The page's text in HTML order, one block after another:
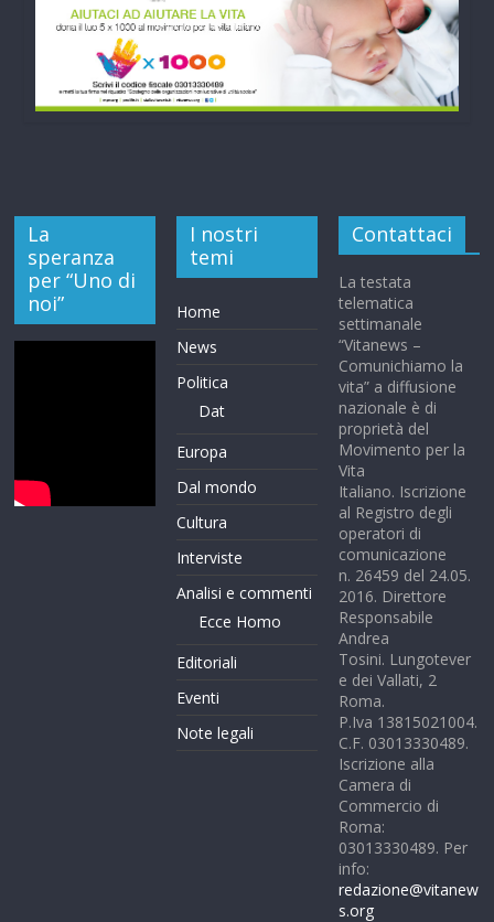
La
speranza
per “Uno di
noi”
I nostri
temi
Home
News
Politica
Dat
Europa
Dal mondo
Cultura
Interviste
Analisi e commenti
Ecce Homo
Editoriali
Eventi
Note legali
Contattaci
La testata
telematica
settimanale
“Vitanews –
Comunichiamo la
vita” a diffusione
nazionale è di
proprietà del
Movimento per la
Vita
Italiano. Iscrizione
al Registro degli
operatori di
comunicazione
n. 26459 del 24.05.
2016. Direttore
Responsabile
Andrea
Tosini. Lungotever
e dei Vallati, 2
Roma.
P.Iva 13815021004.
C.F. 03013330489.
Iscrizione alla
Camera di
Commercio di
Roma:
03013330489. Per
info:
redazione@vitanew
s.org